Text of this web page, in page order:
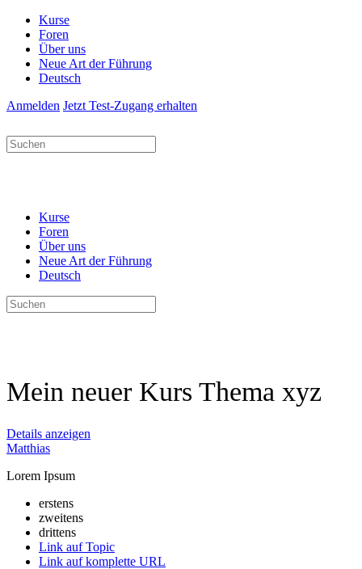
Kurse
Foren
Über uns
Neue Art der Führung
Deutsch
Anmelden Jetzt Test-Zugang erhalten
Suchen
nach:
Kurse
Foren
Über uns
Neue Art der Führung
Deutsch
Suchen
nach:
Mein neuer Kurs Thema xyz
Details anzeigen
Matthias
Lorem Ipsum
erstens
zweitens
drittens
Link auf Topic
Link auf komplette URL